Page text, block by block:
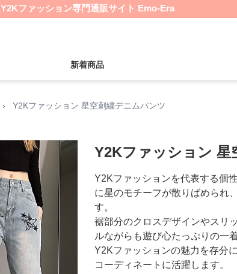
Y2Kファッション専門通販サイト Emo-Era
新着商品
› Y2Kファッション 星空刺繍デニムパンツ
Y2Kファッション 星
Y2Kファッションを代表する個
に星のモチーフが散りばめられ
す。
裾部分のクロスデザインやスリ
ルながらも遊び心たっぷりの一着
Y2Kファッションの魅力を存分
コーディネートに活躍します。